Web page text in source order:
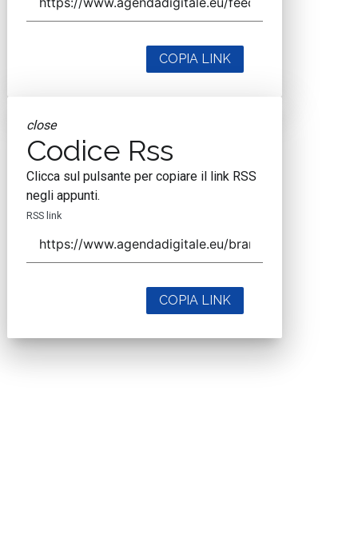
COPIA LINK
close
Codice Rss
Clicca sul pulsante per copiare il link RSS
negli appunti.
RSS link
COPIA LINK